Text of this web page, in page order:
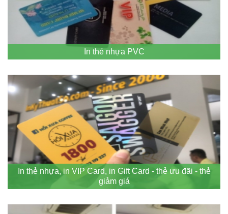
In thẻ nhựa PVC
In thẻ nhựa, in VIP Card, in Gift Card - thẻ ưu đãi - thẻ
giảm giá